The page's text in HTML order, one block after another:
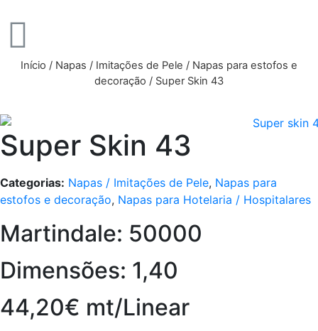
Início / Napas / Imitações de Pele / Napas para estofos e
decoração / Super Skin 43
Super Skin 43
Categorias: Napas / Imitações de Pele, Napas para
estofos e decoração, Napas para Hotelaria / Hospitalares
Martindale: 50000
Dimensões: 1,40
44,20€ mt/Linear